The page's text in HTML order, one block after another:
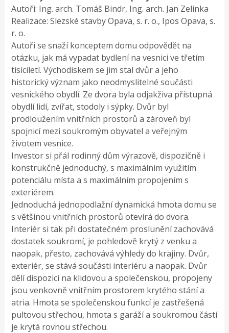
Autoři: Ing. arch. Tomáš Bindr, Ing. arch. Jan Zelinka
Realizace: Slezské stavby Opava, s. r. o., Ipos Opava, s.
r. o.
Autoři se snaží konceptem domu odpovědět na
otázku, jak má vypadat bydlení na vesnici ve třetím
tisíciletí. Východiskem se jim stal dvůr a jeho
historický význam jako neodmyslitelné součásti
vesnického obydlí. Ze dvora byla odjakživa přístupná
obydlí lidí, zvířat, stodoly i sýpky. Dvůr byl
prodloužením vnitřních prostorů a zároveň byl
spojnicí mezi soukromým obyvatel a veřejným
životem vesnice.
Investor si přál rodinný dům výrazově, dispozičně i
konstrukčně jednoduchý, s maximálním využitím
potenciálu místa a s maximálním propojením s
exteriérem.
Jednoduchá jednopodlažní dynamická hmota domu se
s většinou vnitřních prostorů otevírá do dvora.
Interiér si tak při dostatečném proslunění zachovává
dostatek soukromí, je pohledově krytý z venku a
naopak, přesto, zachovává výhledy do krajiny. Dvůr,
exteriér, se stává součásti interiéru a naopak. Dvůr
dělí dispozici na klidovou a společenskou, propojeny
jsou venkovně vnitřním prostorem krytého stání a
atria. Hmota se společenskou funkcí je zastřešená
pultovou střechou, hmota s garáží a soukromou částí
je krytá rovnou střechou.